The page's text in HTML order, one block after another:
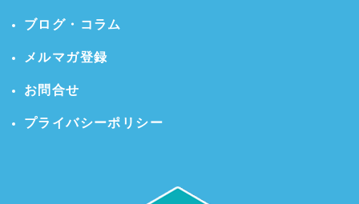
ブログ・コラム
メルマガ登録
お問合せ
プライバシーポリシー